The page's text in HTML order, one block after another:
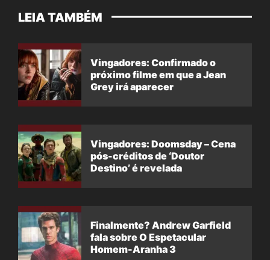
LEIA TAMBÉM
Vingadores: Confirmado o
próximo filme em que a Jean
Grey irá aparecer
Vingadores: Doomsday – Cena
pós-créditos de ‘Doutor
Destino’ é revelada
Finalmente? Andrew Garfield
fala sobre O Espetacular
Homem-Aranha 3